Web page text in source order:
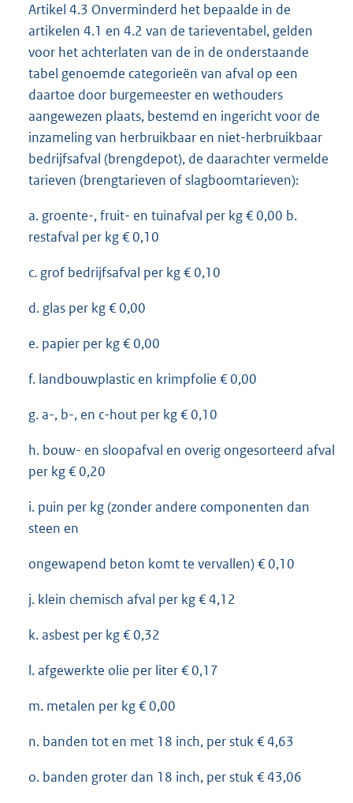
Artikel 4.3 Onverminderd het bepaalde in de
artikelen 4.1 en 4.2 van de tarieventabel, gelden
voor het achterlaten van de in de onderstaande
tabel genoemde categorieën van afval op een
daartoe door burgemeester en wethouders
aangewezen plaats, bestemd en ingericht voor de
inzameling van herbruikbaar en niet-herbruikbaar
bedrijfsafval (brengdepot), de daarachter vermelde
tarieven (brengtarieven of slagboomtarieven):
a. groente-, fruit- en tuinafval per kg € 0,00 b.
restafval per kg € 0,10
c. grof bedrijfsafval per kg € 0,10
d. glas per kg € 0,00
e. papier per kg € 0,00
f. landbouwplastic en krimpfolie € 0,00
g. a-, b-, en c-hout per kg € 0,10
h. bouw- en sloopafval en overig ongesorteerd afval
per kg € 0,20
i. puin per kg (zonder andere componenten dan
steen en
ongewapend beton komt te vervallen) € 0,10
j. klein chemisch afval per kg € 4,12
k. asbest per kg € 0,32
l. afgewerkte olie per liter € 0,17
m. metalen per kg € 0,00
n. banden tot en met 18 inch, per stuk € 4,63
o. banden groter dan 18 inch, per stuk € 43,06